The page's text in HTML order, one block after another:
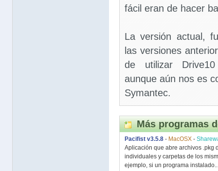
fácil eran de hacer
La versión actual,
las versiones
de utilizar
aunque aún nos es
Symantec.
Más programas
Pacifist v3.5.8 - MacOSX -
Aplicación que abre archivos .pkg
individuales y carpetas de los
ejemplo, si un programa